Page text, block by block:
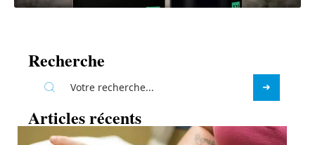
Recherche
Articles récents